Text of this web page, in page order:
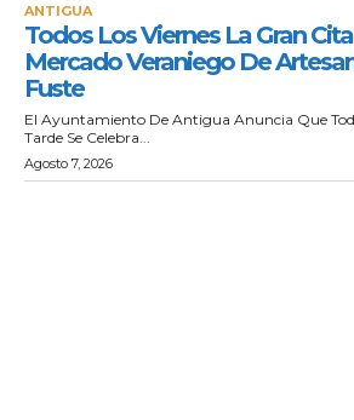
ANTIGUA
Todos Los Viernes La Gran
Mercado Veraniego De
Fuste
El Ayuntamiento De Antigua Anuncia Que
Tarde Se Celebra...
Agosto 7, 2026